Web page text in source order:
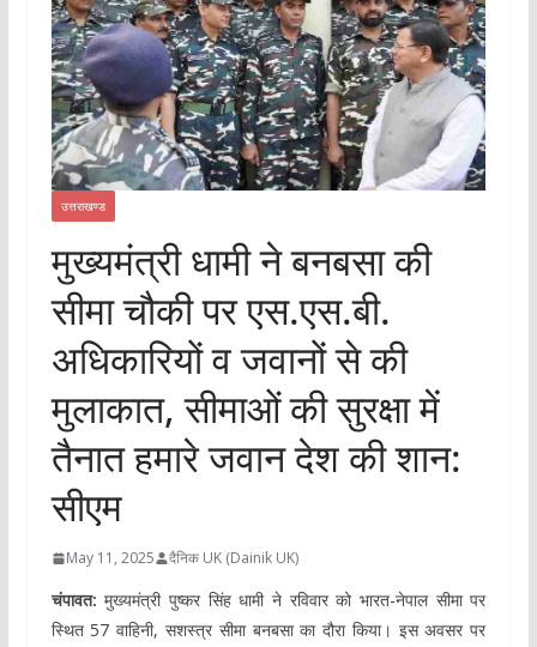
उत्तराखण्ड
मुख्यमंत्री धामी ने बनबसा की
सीमा चौकी पर एस.एस.बी.
अधिकारियों व जवानों से की
मुलाकात, सीमाओं की सुरक्षा में
तैनात हमारे जवान देश की शान:
सीएम
May 11, 2025 दैनिक UK (Dainik UK)
चंपावत: मुख्यमंत्री पुष्कर सिंह धामी ने रविवार को भारत-नेपाल सीमा पर
स्थित 57 वाहिनी, सशस्त्र सीमा बनबसा का दौरा किया। इस अवसर पर